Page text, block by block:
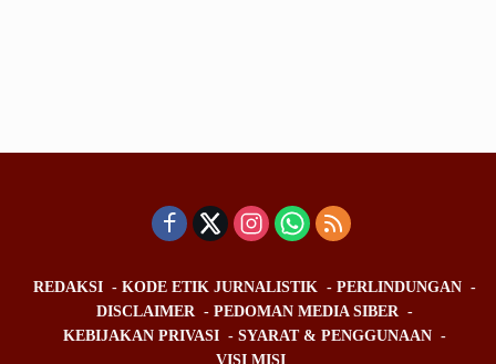
REDAKSI KODE ETIK JURNALISTIK
PERLINDUNGAN
DISCLAIMER
PEDOMAN MEDIA SIBER
KEBIJAKAN PRIVASI
SYARAT & PENGGUNAAN
VISI MISI